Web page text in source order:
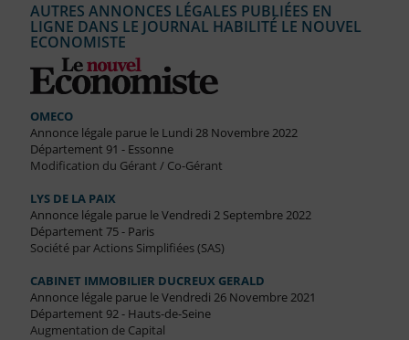
AUTRES ANNONCES LÉGALES PUBLIÉES EN
LIGNE DANS LE JOURNAL HABILITÉ LE NOUVEL
ECONOMISTE
OMECO
Annonce légale parue le Lundi 28 Novembre 2022
Département 91 - Essonne
Modification du Gérant / Co-Gérant
LYS DE LA PAIX
Annonce légale parue le Vendredi 2 Septembre 2022
Département 75 - Paris
Société par Actions Simplifiées (SAS)
CABINET IMMOBILIER DUCREUX GERALD
Annonce légale parue le Vendredi 26 Novembre 2021
Département 92 - Hauts-de-Seine
Augmentation de Capital